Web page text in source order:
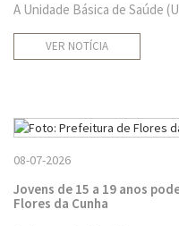
A Unidade Básica de Saúde
VER NOTÍCIA
08-07-2026
Jovens de 15 a 19 anos
Flores da Cunha